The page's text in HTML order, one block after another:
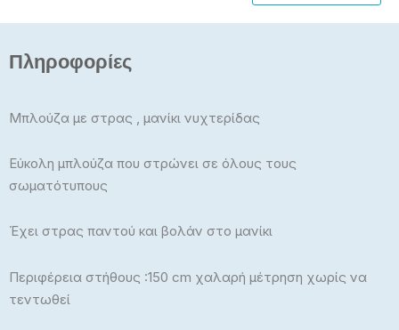
Πληροφορίες
Μπλούζα με στρας , μανίκι νυχτερίδας
Εύκολη μπλούζα που στρώνει σε όλους τους
σωματότυπους
Έχει στρας παντού και βολάν στο μανίκι
Περιφέρεια στήθους :150 cm χαλαρή μέτρηση χωρίς να
τεντωθεί